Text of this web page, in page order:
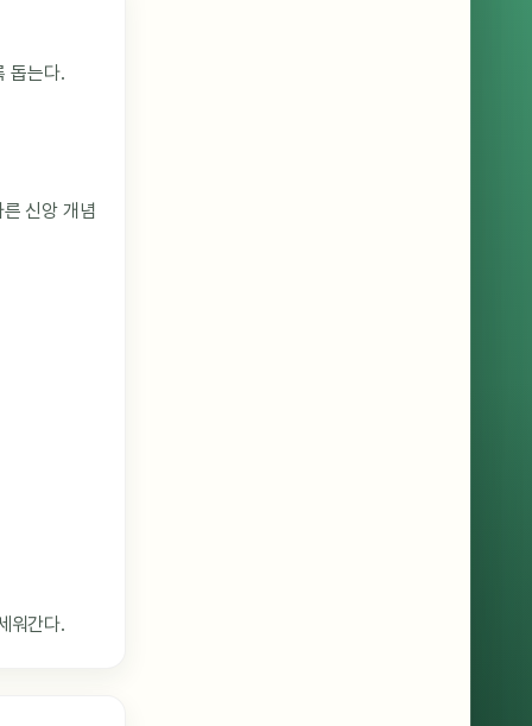
돕는다.
신앙 개념
워간다.